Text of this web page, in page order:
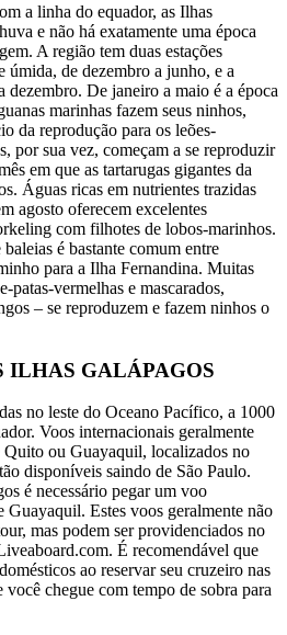
a linha do equador, as Ilhas
e não há exatamente uma época
A região tem duas estações
úmida, de dezembro a junho, e a
dezembro. De janeiro a maio é a época
marinhas fazem seus ninhos,
da reprodução para os leões-
por sua vez, começam a se reproduzir
em que as tartarugas gigantes da
Águas ricas em nutrientes trazidas
agosto oferecem excelentes
com filhotes de lobos-marinhos.
é bastante comum entre
para a Ilha Fernandina. Muitas
patas-vermelhas e mascarados,
– se reproduzem e fazem ninhos o
ILHAS GALÁPAGOS
no leste do Oceano Pacífico, a 1000
Voos internacionais geralmente
Quito ou Guayaquil, localizados no
disponíveis saindo de São Paulo.
é necessário pegar um voo
Estes voos geralmente não
mas podem ser providenciados no
É recomendável que
ao reservar seu cruzeiro nas
chegue com tempo de sobra para